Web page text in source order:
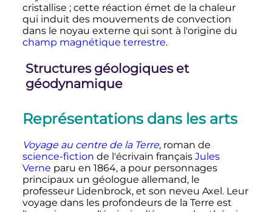
cristallise ; cette réaction émet de la chaleur
qui induit des mouvements de convection
dans le noyau externe qui sont à l'origine du
champ magnétique terrestre.
Structures géologiques et
géodynamique
Représentations dans les arts
Voyage au centre de la Terre, roman de
science-fiction de l'écrivain français Jules
Verne paru en 1864, a pour personnages
principaux un géologue allemand, le
professeur Lidenbrock, et son neveu Axel. Leur
voyage dans les profondeurs de la Terre est